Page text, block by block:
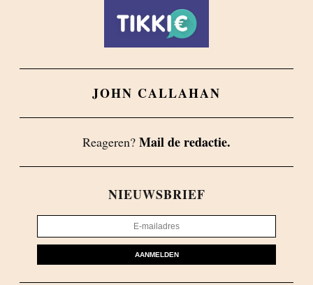
JOHN CALLAHAN
Reageren? Mail de redactie.
NIEUWSBRIEF
AANMELDEN